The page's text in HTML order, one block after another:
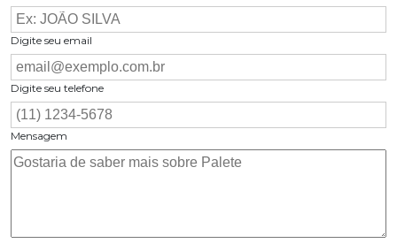
Digite seu email
Digite seu telefone
Mensagem